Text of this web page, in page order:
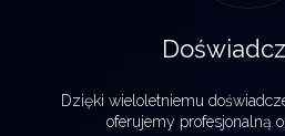
Dzięki wieloletniemu
oferujemy profesjonalną